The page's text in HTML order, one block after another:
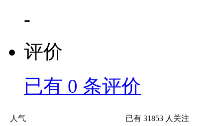
-
评价
已有 0 条评价
人气 已有 31853 人关注